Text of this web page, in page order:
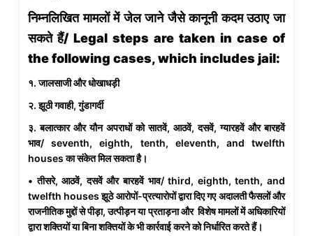
निम्नलिखित मामलों में जेल जाने जैसे कानूनी कदम उठाए जा
सकते हैं/ Legal steps are taken in case of
the following cases, which includes jail:
१. जालसाजी और धोखाधड़ी
२. झूठी गवाही, गुंडागर्दी
३. बलात्कार और यौन अपराधों को सातवें, आठवें, दसवें, ग्यारहवें और बारहवें
भाव/ seventh, eighth, tenth, eleventh, and twelfth
houses का संकेत मिल सकता है।
• तीसरे, आठवें, दसवें और बारहवें भाव/ third, eighth, tenth, and
twelfth houses झूठे आरोपों-प्रत्यारोपों द्वारा दिए गए अदालती फैसलों और
राजनीतिक मुद्दों से पीड़ा, उत्पीड़न या प्रताड़ना और विशेष मामलों में अधिकारियों
द्वारा शक्तियों या बिना शक्तियों के भी कार्रवाई करने को निर्धारित करते हैं।